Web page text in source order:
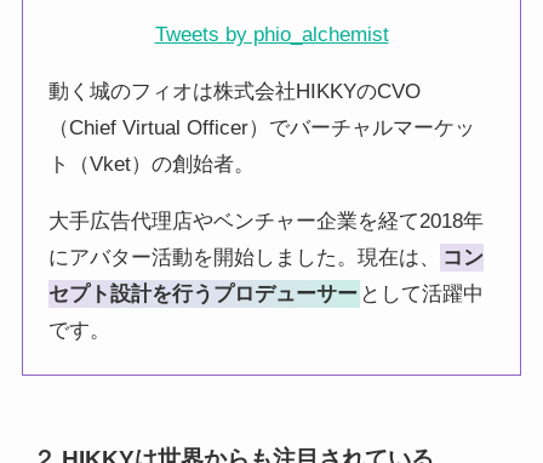
Tweets by phio_alchemist
動く城のフィオは株式会社HIKKYのCVO
（Chief Virtual Officer）でバーチャルマーケッ
ト（Vket）の創始者。
大手広告代理店やベンチャー企業を経て2018年
にアバター活動を開始しました。現在は、
コン
セプト設計を行うプロデューサー として活躍中
です。